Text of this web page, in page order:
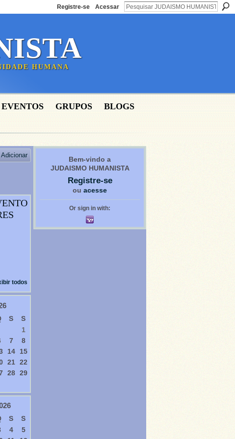
Registre-se Acessar
HUMANA
EVENTOS GRUPOS
BLOGS
Adicionar
todos
S
S
1
7
8
14
15
21 22
28 29
S
S
4
5
Bem-vindo a
JUDAISMO HUMANISTA
Registre-se
ou acesse
Or sign in with: